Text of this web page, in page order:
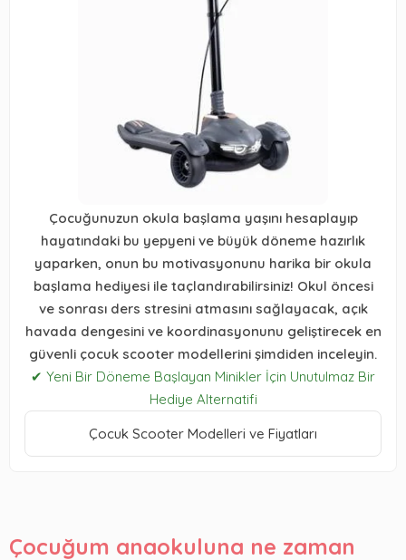
Çocuğunuzun okula başlama yaşını hesaplayıp
hayatındaki bu yepyeni ve büyük döneme hazırlık
yaparken, onun bu motivasyonunu harika bir okula
başlama hediyesi ile taçlandırabilirsiniz! Okul öncesi
ve sonrası ders stresini atmasını sağlayacak, açık
havada dengesini ve koordinasyonunu geliştirecek en
güvenli çocuk scooter modellerini şimdiden inceleyin.
✔ Yeni Bir Döneme Başlayan Minikler İçin Unutulmaz Bir
Hediye Alternatifi
Çocuk Scooter Modelleri ve Fiyatları
Çocuğum anaokuluna ne zaman